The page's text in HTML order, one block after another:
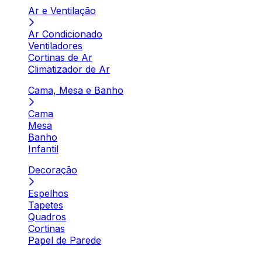
Ar e Ventilação
Ar Condicionado
Ventiladores
Cortinas de Ar
Climatizador de Ar
Cama, Mesa e Banho
Cama
Mesa
Banho
Infantil
Decoração
Espelhos
Tapetes
Quadros
Cortinas
Papel de Parede